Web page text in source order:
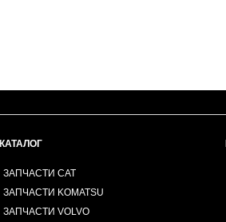
КАТАЛОГ
ЗАПЧАСТИ CAT
ЗАПЧАСТИ KOMATSU
ЗАПЧАСТИ VOLVO